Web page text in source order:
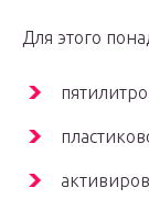
Для этого